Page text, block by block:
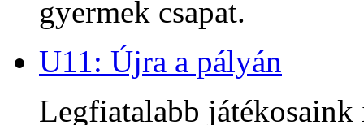
gyermek csapat.
U11: Újra a pályán
Legfiatalabb